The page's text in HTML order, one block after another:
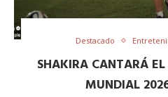
Destacado
SHAKIRA CANTARÁ
MUNDIAL